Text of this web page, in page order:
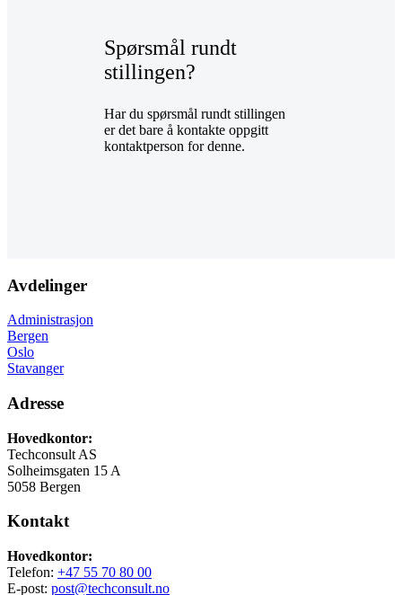
Spørsmål rundt
stillingen?
Har du spørsmål rundt stillingen
er det bare å kontakte oppgitt
kontaktperson for denne.
Avdelinger
Administrasjon
Bergen
Oslo
Stavanger
Adresse
Hovedkontor:
Techconsult AS
Solheimsgaten 15 A
5058 Bergen
Kontakt
Hovedkontor:
Telefon: +47 55 70 80 00
E-post: post@techconsult.no